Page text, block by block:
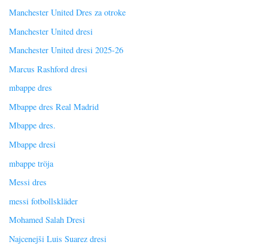
Manchester United Dres za otroke
Manchester United dresi
Manchester United dresi 2025-26
Marcus Rashford dresi
mbappe dres
Mbappe dres Real Madrid
Mbappe dres.
Mbappe dresi
mbappe tröja
Messi dres
messi fotbollskläder
Mohamed Salah Dresi
Najcenejši Luis Suarez dresi